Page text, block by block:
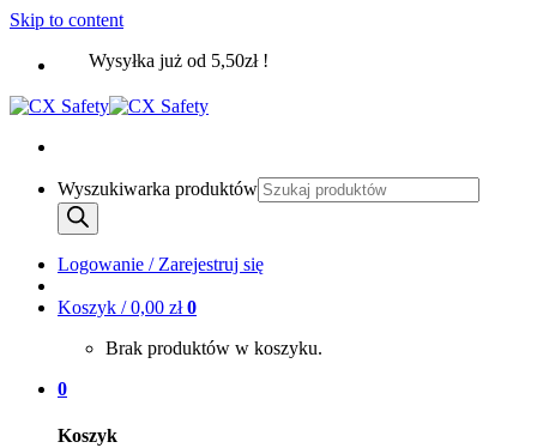
Skip to content
Wysyłka już od 5,50zł !
Wyszukiwarka produktów
Logowanie / Zarejestruj się
Koszyk /0,00 zł 0
Brak produktów w koszyku.
0
Koszyk